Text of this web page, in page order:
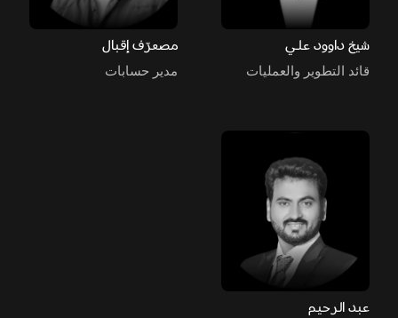
شيخ داوود علي
قائد التطوير والعمليات
مصعرّف إقبال
مدير حسابات
عبد الرحيم